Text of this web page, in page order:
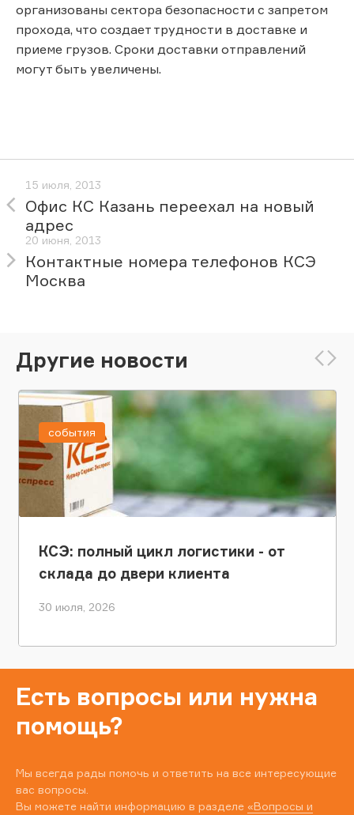
организованы сектора безопасности с запретом
прохода, что создает трудности в доставке и
приеме грузов. Сроки доставки отправлений
могут быть увеличены.
15 июля, 2013
Офис КС Казань переехал на новый
адрес
20 июня, 2013
Контактные номера телефонов КСЭ
Москва
Другие новости
КСЭ: полный цикл логистики - от
склада до двери клиента
30 июля, 2026
события
Есть вопросы или нужна
помощь?
Мы всегда рады помочь и ответить на все интересующие
вас вопросы.
Вы можете найти информацию в разделе «Вопросы и